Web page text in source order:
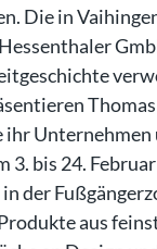
Die in
ihr Unternehmen
3. bis 24.
in der
aus